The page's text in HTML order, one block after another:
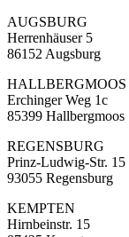
AUGSBURG
Herrenhäuser 5
86152 Augsburg
HALLBERGMOOS
Erchinger Weg 1c
85399 Hallbergmoos
REGENSBURG
Prinz-Ludwig-Str. 15
93055 Regensburg
KEMPTEN
Hirnbeinstr. 15